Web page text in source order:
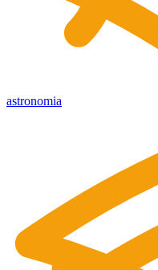
astronomia